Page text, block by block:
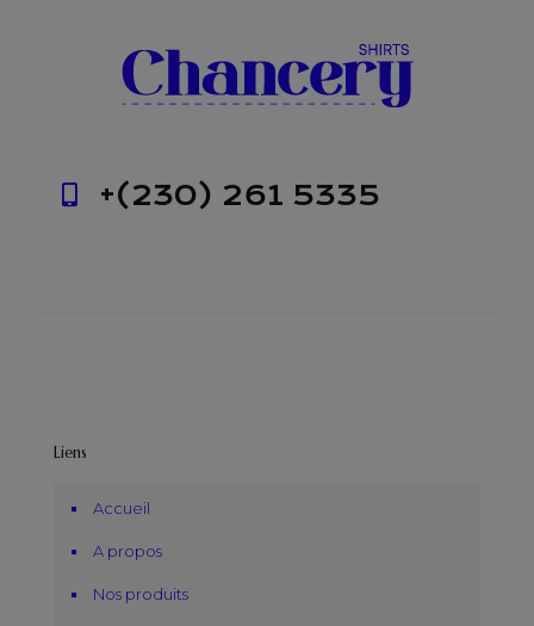
+(230) 261 5335
Liens
Accueil
A propos
Nos produits